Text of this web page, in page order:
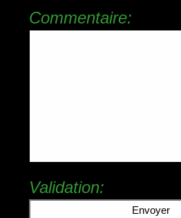
Commentaire:
Validation: